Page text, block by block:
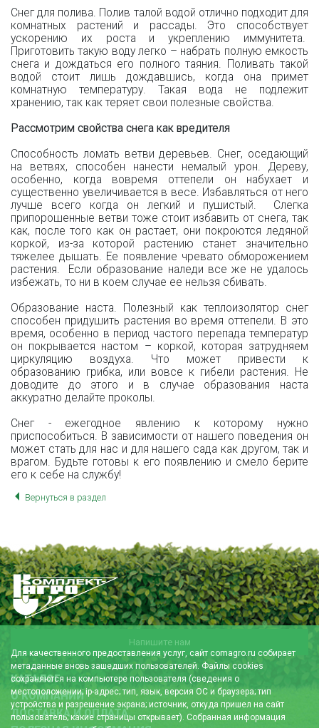
Снег для полива. Полив талой водой отлично подходит для
комнатных растений и рассады. Это способствует
ускорению их роста и укреплению иммунитета.
Приготовить такую воду легко – набрать полную емкость
снега и дождаться его полного таяния. Поливать такой
водой стоит лишь дождавшись, когда она примет
комнатную температуру. Такая вода не подлежит
хранению, так как теряет свои полезные свойства.
Рассмотрим свойства снега как вредителя
Способность ломать ветви деревьев. Снег, оседающий
на ветвях, способен нанести немалый урон. Дереву,
особенно, когда вовремя оттепели он набухает и
существенно увеличивается в весе. Избавляться от него
лучше всего когда он легкий и пушистый. Слегка
припорошенные ветви тоже стоит избавить от снега, так
как, после того как он растает, они покроются ледяной
коркой, из-за которой растению станет значительно
тяжелее дышать. Ее появление чревато обморожением
растения. Если образование наледи все же не удалось
избежать, то ни в коем случае ее нельзя сбивать.
Образование наста. Полезный как теплоизолятор снег
способен придушить растения во время оттепели. В это
время, особенно в период частого перепада температур
он покрывается настом – коркой, которая затрудняем
циркуляцию воздуха. Что может привести к
образованию грибка, или вовсе к гибели растения. Не
доводите до этого и в случае образования наста
аккуратно делайте проколы.
Снег - ежегодное явлению к которому нужно
приспособиться. В зависимости от нашего поведения он
может стать для нас и для нашего сада как другом, так и
врагом. Будьте готовы к его появлению и смело берите
его к себе на службу!
Вернуться в раздел
Напишите нам
КАТАЛОГ
О КОМПАНИИ
ДОСТАВКА И ОПЛАТА
Для качественного предоставления услуг, сайт comagro.ru собирает
метаданные вновь зашедших пользователей. Файлы cookies
сохраняются на компьютере пользователя (сведения о
местоположении; ip-адрес; тип, язык, версия ОС и браузера; тип
устройства и разрешение экрана; источник, откуда пришел на сайт
пользователь; какие страницы открывает). Собранная информация